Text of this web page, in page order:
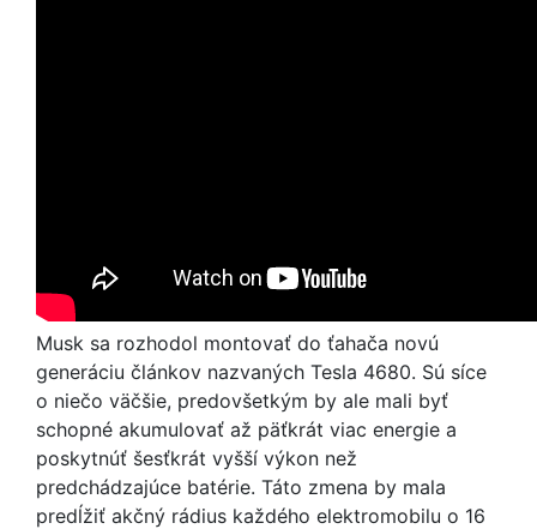
Musk sa rozhodol montovať do ťahača novú
generáciu článkov nazvaných Tesla 4680. Sú síce
o niečo väčšie, predovšetkým by ale mali byť
schopné akumulovať až päťkrát viac energie a
poskytnúť šesťkrát vyšší výkon než
predchádzajúce batérie. Táto zmena by mala
predĺžiť akčný rádius každého elektromobilu o 16